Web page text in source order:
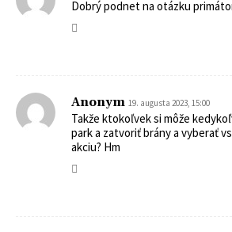
Dobrý podnet na otázku
Anonym 19. augusta 2023, 15:00
Takže ktokoľvek si môže
park a zatvoriť brány a vyberať
akciu? Hm